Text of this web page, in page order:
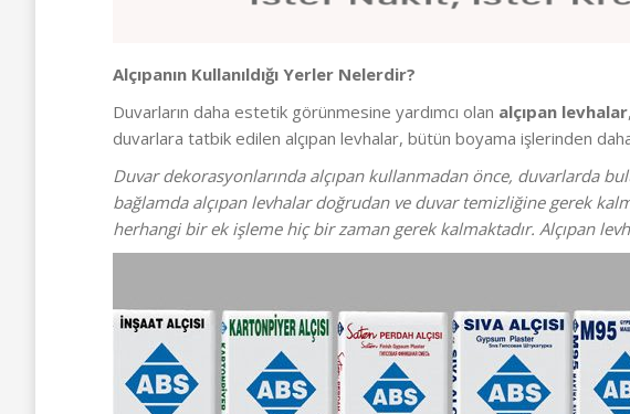
Alçıpanın Kullanıldığı Yerler Nelerdir?
Duvarların daha estetik görünmesine yardımcı olan alçıpan levhalar
duvarlara tatbik edilen alçıpan levhalar, bütün boyama işlerinden
Duvar dekorasyonlarında alçıpan kullanmadan önce, duvarlarda
bağlamda alçıpan levhalar doğrudan ve duvar temizliğine gerek
herhangi bir ek işleme hiç bir zaman gerek kalmaktadır. Alçıpan